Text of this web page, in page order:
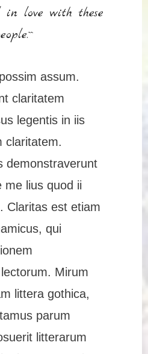
love with these
assum.
claritatem
legentis in iis
claritatem.
demonstraverunt
me lius quod ii
Claritas est etiam
qui
Mirum
littera gothica,
parum
litterarum